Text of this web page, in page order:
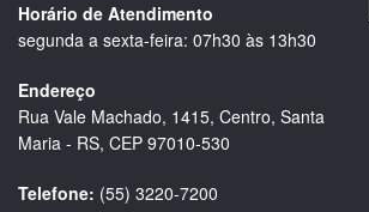
Horário de Atendimento
segunda a sexta-feira: 07h30 às 13h30
Endereço
Rua Vale Machado, 1415, Centro, Santa
Maria - RS, CEP 97010-530
Telefone: (55) 3220-7200